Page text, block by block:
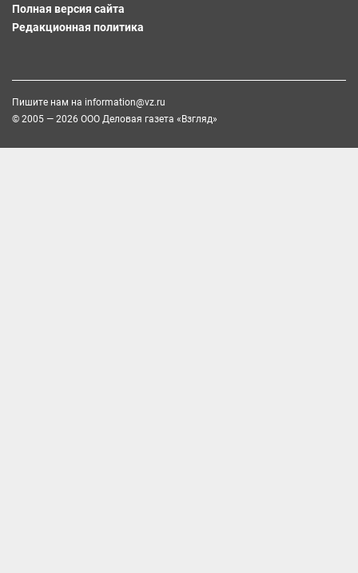
Полная версия сайта
Редакционная политика
Пишите нам на information@vz.ru
© 2005 — 2026 ООО Деловая газета «Взгляд»